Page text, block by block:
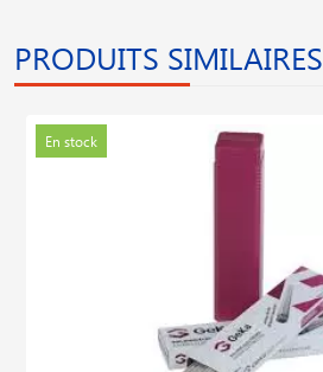
PRODUITS SIMILAIRES
En stock